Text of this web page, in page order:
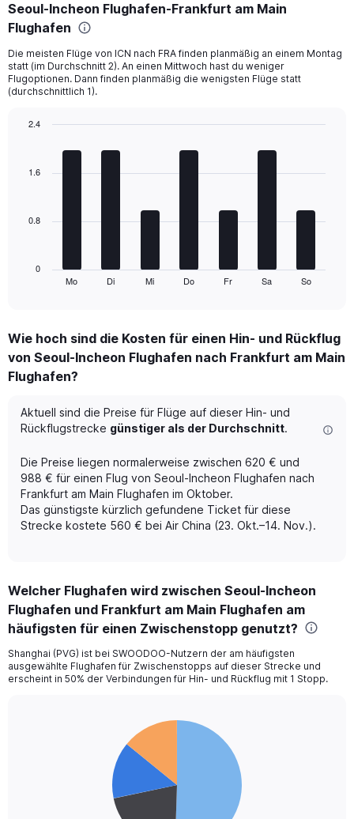
6
categories.
The
chart
has
1
Y
displaying
flights.
to
Seoul-Incheon Flughafen-Frankfurt am Main
Flughafen
Die meisten Flüge von ICN nach FRA finden planmäßig an einem Montag
statt (im Durchschnitt 2). An einen Mittwoch hast du weniger
Flugoptionen. Dann finden planmäßig die wenigsten Flüge statt
(durchschnittlich 1).
with
The
Range:
7
categories.
The
has
1
axis
displaying
values.
Range:
0
Mo Di Mi Do Fr Sa So
0
0.8
1.6
2.4
Wie hoch sind die Kosten für einen Hin- und Rückflug
von Seoul-Incheon Flughafen nach Frankfurt am Main
Flughafen?
Aktuell sind die Preise für Flüge auf dieser Hin- und
Rückflugstrecke günstiger als der Durchschnitt.
Die Preise liegen normalerweise zwischen 620 € und
988 € für einen Flug von Seoul-Incheon Flughafen nach
Frankfurt am Main Flughafen im Oktober.
Das günstigste kürzlich gefundene Ticket für diese
Strecke kostete 560 € bei Air China (23. Okt.–14. Nov.).
Welcher Flughafen wird zwischen Seoul-Incheon
Flughafen und Frankfurt am Main Flughafen am
häufigsten für einen Zwischenstopp genutzt?
Shanghai (PVG) ist bei SWOODOO-Nutzern der am häufigsten
ausgewählte Flughafen für Zwischenstopps auf dieser Strecke und
erscheint in 50% der Verbindungen für Hin- und Rückflug mit 1 Stopp.